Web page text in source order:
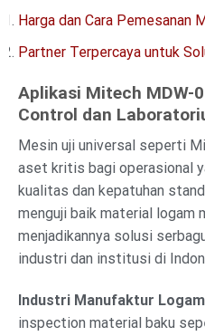
Harga dan Cara Pemesanan
Partner Terpercaya untuk
Aplikasi Mitech MDW-
Control dan
Mesin uji universal seperti
aset kritis bagi operasional
kualitas dan kepatuhan
menguji baik material logam
menjadikannya solusi
industri dan institusi di
Industri Manufaktur
inspection material baku